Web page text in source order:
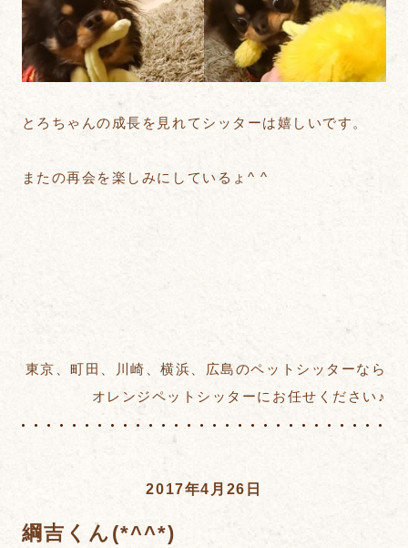
とろちゃんの成長を見れてシッターは嬉しいです。
またの再会を楽しみにしているょ^ ^
東京、町田、川崎、横浜、広島のペットシッターなら
オレンジペットシッターにお任せください♪
2017年4月26日
綱吉くん(*^^*)